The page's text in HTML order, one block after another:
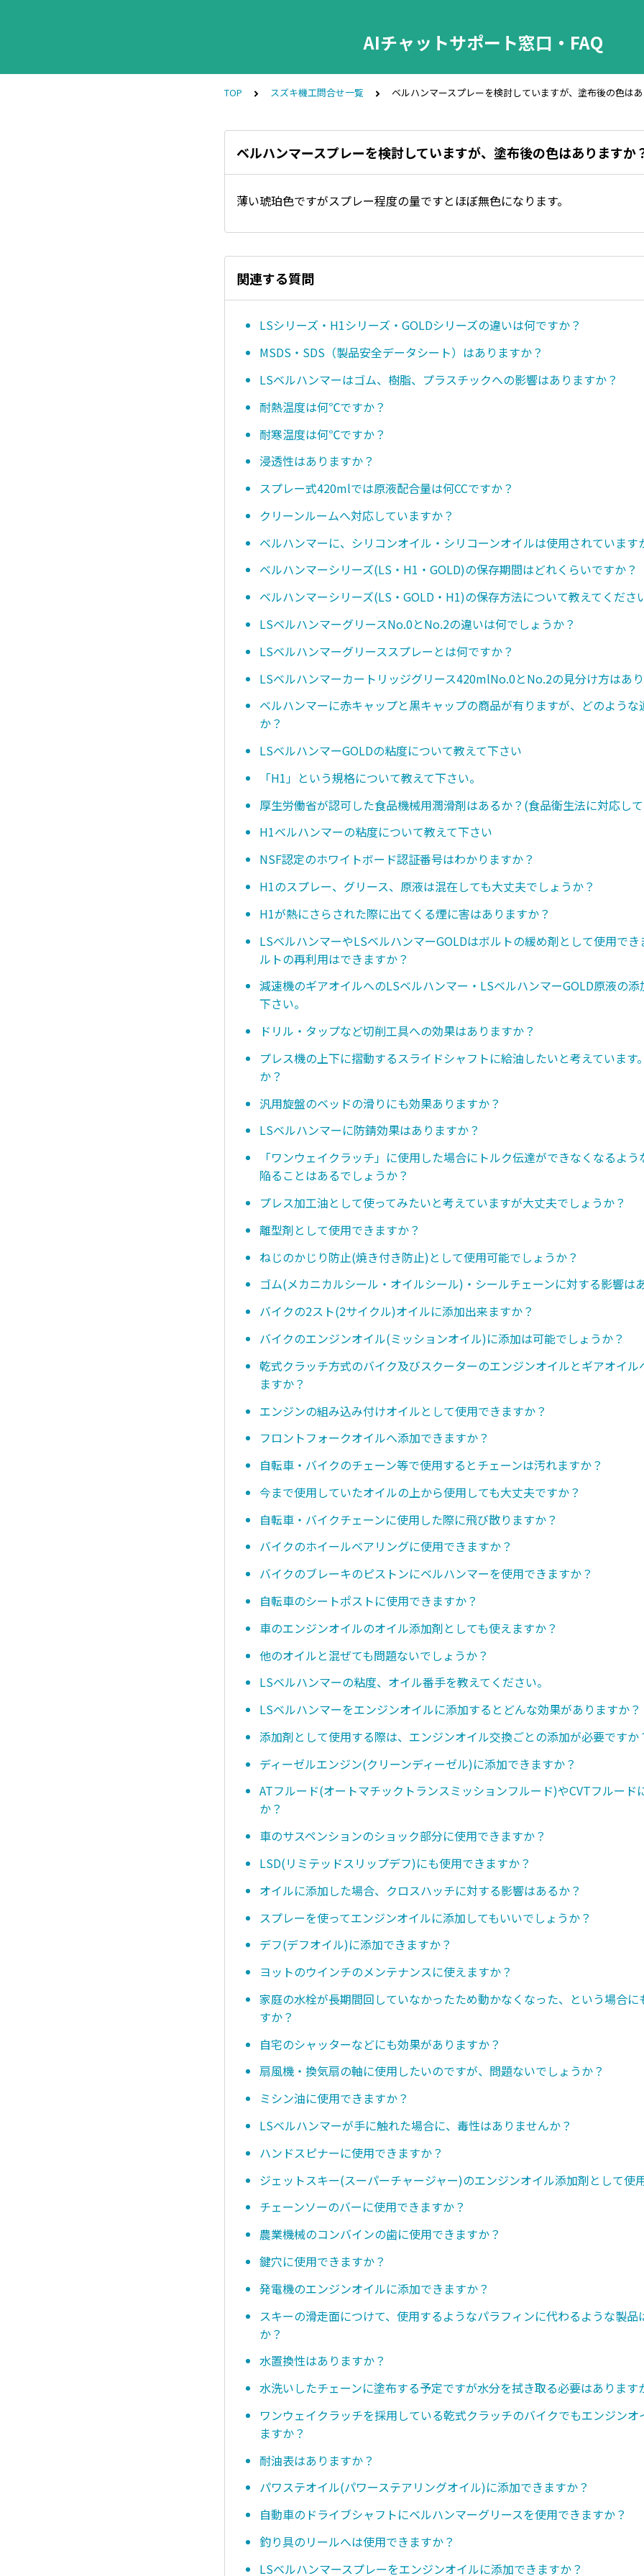
AIチャットサポート窓口・FAQ
TOP スズキ機工問合せ一覧 ベルハンマースプレーを検討していますが、塗布後の色は
ベルハンマースプレーを検討していますが、塗布後の色はありますか
薄い琥珀色ですがスプレー程度の量ですとほぼ無色になります。
関連する質問
LSシリーズ・H1シリーズ・GOLDシリーズの違いは何ですか？
MSDS・SDS（製品安全データシート）はありますか？
LSベルハンマーはゴム、樹脂、プラスチックへの影響はありますか？
耐熱温度は何℃ですか？
耐寒温度は何℃ですか？
浸透性はありますか？
スプレー式420mlでは原液配合量は何CCですか？
クリーンルームへ対応していますか？
ベルハンマーに、シリコンオイル・シリコーンオイルは使用されています
ベルハンマーシリーズ(LS・H1・GOLD)の保存期間はどれくらいですか？
ベルハンマーシリーズ(LS・GOLD・H1)の保存方法について教えてくださ
LSベルハンマーグリースNo.0とNo.2の違いは何でしょうか？
LSベルハンマーグリーススプレーとは何ですか？
LSベルハンマーカートリッジグリース420mlNo.0とNo.2の見分け方はあ
ベルハンマーに赤キャップと黒キャップの商品が有りますが、どのような
か？
LSベルハンマーGOLDの粘度について教えて下さい
「H1」という規格について教えて下さい。
厚生労働省が認可した食品機械用潤滑剤はあるか？(食品衛生法に対応し
H1ベルハンマーの粘度について教えて下さい
NSF認定のホワイトボード認証番号はわかりますか？
H1のスプレー、グリース、原液は混在しても大丈夫でしょうか？
H1が熱にさらされた際に出てくる煙に害はありますか？
LSベルハンマーやLSベルハンマーGOLDはボルトの緩め剤として使用で
ルトの再利用はできますか？
減速機のギアオイルへのLSベルハンマー・LSベルハンマーGOLD原液の添
下さい。
ドリル・タップなど切削工具への効果はありますか？
プレス機の上下に摺動するスライドシャフトに給油したいと考えています
か？
汎用旋盤のベッドの滑りにも効果ありますか？
LSベルハンマーに防錆効果はありますか？
「ワンウェイクラッチ」に使用した場合にトルク伝達ができなくなるよ
陥ることはあるでしょうか？
プレス加工油として使ってみたいと考えていますが大丈夫でしょうか？
離型剤として使用できますか？
ねじのかじり防止(焼き付き防止)として使用可能でしょうか？
ゴム(メカニカルシール・オイルシール)・シールチェーンに対する影響は
バイクの2スト(2サイクル)オイルに添加出来ますか？
バイクのエンジンオイル(ミッションオイル)に添加は可能でしょうか？
乾式クラッチ方式のバイク及びスクーターのエンジンオイルとギアオイル
ますか？
エンジンの組み込み付けオイルとして使用できますか？
フロントフォークオイルへ添加できますか？
自転車・バイクのチェーン等で使用するとチェーンは汚れますか？
今まで使用していたオイルの上から使用しても大丈夫ですか？
自転車・バイクチェーンに使用した際に飛び散りますか？
バイクのホイールベアリングに使用できますか？
バイクのブレーキのピストンにベルハンマーを使用できますか？
自転車のシートポストに使用できますか？
車のエンジンオイルのオイル添加剤としても使えますか？
他のオイルと混ぜても問題ないでしょうか？
LSベルハンマーの粘度、オイル番手を教えてください。
LSベルハンマーをエンジンオイルに添加するとどんな効果がありますか？
添加剤として使用する際は、エンジンオイル交換ごとの添加が必要ですか
ディーゼルエンジン(クリーンディーゼル)に添加できますか？
ATフルード(オートマチックトランスミッションフルード)やCVTフルード
か？
車のサスペンションのショック部分に使用できますか？
LSD(リミテッドスリップデフ)にも使用できますか？
オイルに添加した場合、クロスハッチに対する影響はあるか？
スプレーを使ってエンジンオイルに添加してもいいでしょうか？
デフ(デフオイル)に添加できますか？
ヨットのウインチのメンテナンスに使えますか？
家庭の水栓が長期間回していなかったため動かなくなった、という場合に
すか？
自宅のシャッターなどにも効果がありますか？
扇風機・換気扇の軸に使用したいのですが、問題ないでしょうか？
ミシン油に使用できますか？
LSベルハンマーが手に触れた場合に、毒性はありませんか？
ハンドスピナーに使用できますか？
ジェットスキー(スーパーチャージャー)のエンジンオイル添加剤として使
チェーンソーのバーに使用できますか？
農業機械のコンバインの歯に使用できますか？
鍵穴に使用できますか？
発電機のエンジンオイルに添加できますか？
スキーの滑走面につけて、使用するようなパラフィンに代わるような製品
か？
水置換性はありますか？
水洗いしたチェーンに塗布する予定ですが水分を拭き取る必要はあります
ワンウェイクラッチを採用している乾式クラッチのバイクでもエンジンオ
ますか？
耐油表はありますか？
パワステオイル(パワーステアリングオイル)に添加できますか？
自動車のドライブシャフトにベルハンマーグリースを使用できますか？
釣り具のリールへは使用できますか？
LSベルハンマースプレーをエンジンオイルに添加できますか？